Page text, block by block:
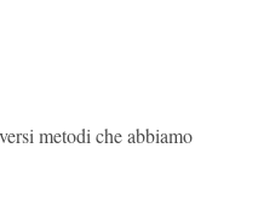
metodi che abbiamo